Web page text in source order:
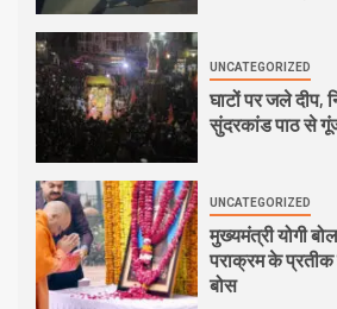
UNCATEGORIZED
घाटों पर जले दीप,
सुंदरकांड पाठ से
UNCATEGORIZED
मुख्यमंत्री योगी
पराक्रम के प्रतीक
बोस